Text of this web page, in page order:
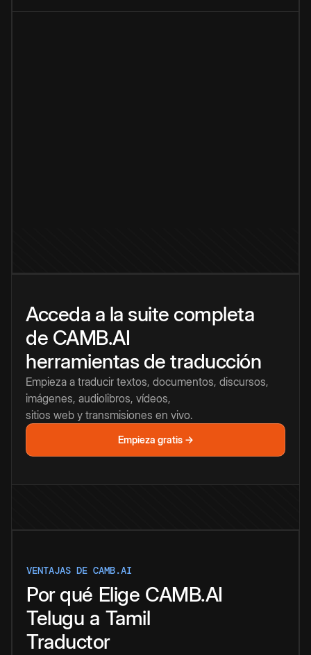
Acceda a la suite completa
de CAMB.AI
herramientas de traducción
Empieza a traducir textos, documentos, discursos,
imágenes, audiolibros, vídeos,
sitios web y transmisiones en vivo.
Empieza gratis →
VENTAJAS DE CAMB.AI
Por qué Elige CAMB.AI
Telugu a Tamil
Traductor